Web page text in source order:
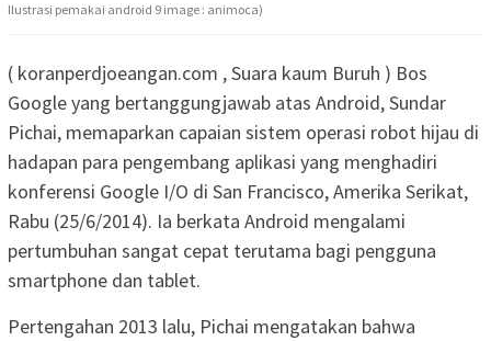
Ilustrasi pemakai android 9 image : animoca)
( koranperdjoeangan.com , Suara kaum Buruh ) Bos
Google yang bertanggungjawab atas Android, Sundar
Pichai, memaparkan capaian sistem operasi robot hijau di
hadapan para pengembang aplikasi yang menghadiri
konferensi Google I/O di San Francisco, Amerika Serikat,
Rabu (25/6/2014). Ia berkata Android mengalami
pertumbuhan sangat cepat terutama bagi pengguna
smartphone dan tablet.
Pertengahan 2013 lalu, Pichai mengatakan bahwa